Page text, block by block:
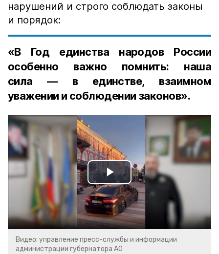
нарушений и строго соблюдать законы
и порядок:
«В Год единства народов России
особенно важно помнить: наша
сила — в единстве, взаимном
уважении и соблюдении законов».
Play
Video
Видео: управление пресс-службы и информации
администрации губернатора АО